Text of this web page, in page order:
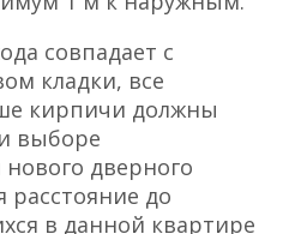
совпадает с
кладки, все
кирпичи должны
выборе
дверного
расстояние до
в данной квартире